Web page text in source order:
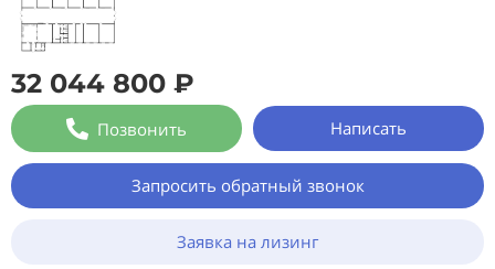
32 044 800 ₽
Позвонить Написать
Запросить обратный звонок
Заявка на лизинг